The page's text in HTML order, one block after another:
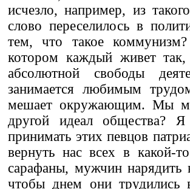
исчезло, например, из
слово переселилось в
тем, что такое
котором каждый живет
абсолютной свободы
занимается любимым
мешает окружающим. Мы
другой идеал общества?
принимать этих певцов
вернуть нас всех в какой-
сарафаны, мужчин нарядить
чтобы днем они трудились